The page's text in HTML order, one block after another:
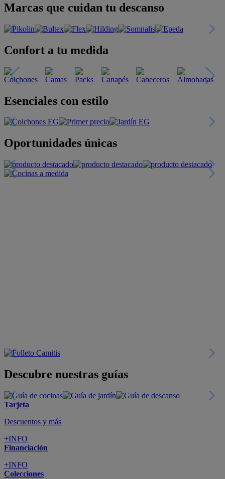
Marcas que cuidan tu descanso
Confort a tu medida
Esenciales con estilo
Oportunidades únicas
Descubre nuestras guías
Tarjeta
Descuentos y más
+INFO
Financiación
+INFO
Colecciones